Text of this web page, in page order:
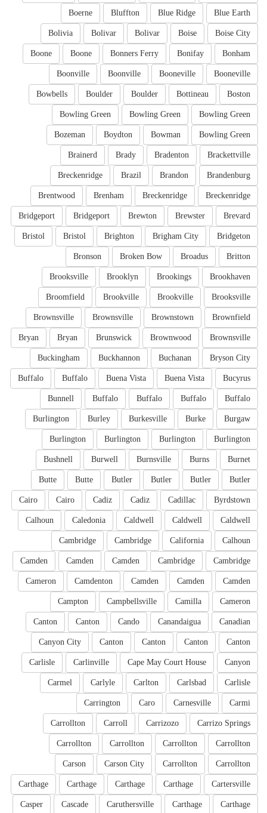
Blue Earth
Blue Ridge
Bluffton
Boerne
Boise City
Boise
Bolivar
Bolivar
Bolivia
Bonham
Bonifay
Bonners Ferry
Boone
Boone
Booneville
Booneville
Boonville
Boonville
Boston
Bottineau
Boulder
Boulder
Bowbells
Bowling Green
Bowling Green
Bowling Green
Bowling Green
Bowman
Boydton
Bozeman
Brackettville
Bradenton
Brady
Brainerd
Brandenburg
Brandon
Brazil
Breckenridge
Breckenridge
Breckenridge
Brenham
Brentwood
Brevard
Brewster
Brewton
Bridgeport
Bridgeport
Bridgeton
Brigham City
Brighton
Bristol
Bristol
Britton
Broadus
Broken Bow
Bronson
Brookhaven
Brookings
Brooklyn
Brooksville
Brooksville
Brookville
Brookville
Broomfield
Brownfield
Brownstown
Brownsville
Brownsville
Brownsville
Brownwood
Brunswick
Bryan
Bryan
Bryson City
Buchanan
Buckhannon
Buckingham
Bucyrus
Buena Vista
Buena Vista
Buffalo
Buffalo
Buffalo
Buffalo
Buffalo
Buffalo
Bunnell
Burgaw
Burke
Burkesville
Burley
Burlington
Burlington
Burlington
Burlington
Burlington
Burnet
Burns
Burnsville
Burwell
Bushnell
Butler
Butler
Butler
Butler
Butte
Butte
Byrdstown
Cadillac
Cadiz
Cadiz
Cairo
Cairo
Caldwell
Caldwell
Caldwell
Caledonia
Calhoun
Calhoun
California
Cambridge
Cambridge
Cambridge
Cambridge
Camden
Camden
Camden
Camden
Camden
Camden
Camdenton
Cameron
Cameron
Camilla
Campbellsville
Campton
Canadian
Canandaigua
Cando
Canton
Canton
Canton
Canton
Canton
Canton
Canyon City
Canyon
Cape May Court House
Carlinville
Carlisle
Carlisle
Carlsbad
Carlton
Carlyle
Carmel
Carmi
Carnesville
Caro
Carrington
Carrizo Springs
Carrizozo
Carroll
Carrollton
Carrollton
Carrollton
Carrollton
Carrollton
Carrollton
Carrollton
Carson City
Carson
Cartersville
Carthage
Carthage
Carthage
Carthage
Carthage
Carthage
Caruthersville
Cascade
Casper